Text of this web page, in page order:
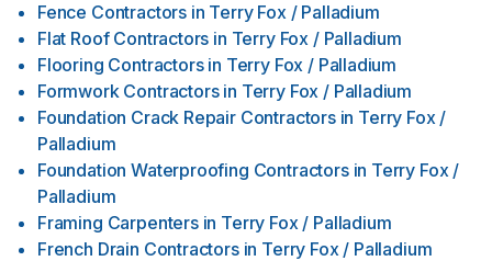
Fence Contractors in Terry Fox / Palladium
Flat Roof Contractors in Terry Fox / Palladium
Flooring Contractors in Terry Fox / Palladium
Formwork Contractors in Terry Fox / Palladium
Foundation Crack Repair Contractors in Terry Fox /
Palladium
Foundation Waterproofing Contractors in Terry Fox /
Palladium
Framing Carpenters in Terry Fox / Palladium
French Drain Contractors in Terry Fox / Palladium